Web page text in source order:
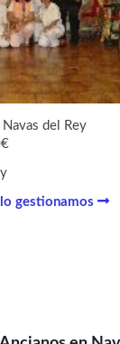
del Rey
lo gestionamos